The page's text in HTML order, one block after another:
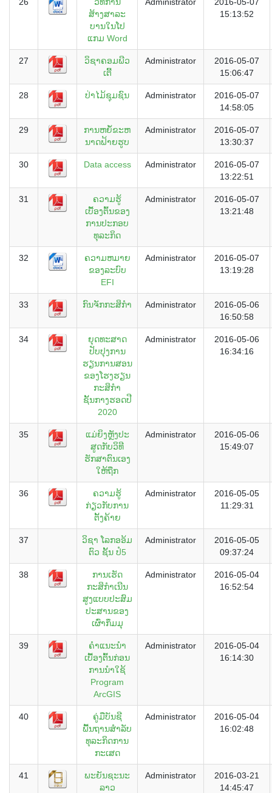
ສ້າງສາລະ
ບານໃນໂປ
ແກມ Word
15:13:52
27
ວິຊາຄອມພີວ
ເຕີ້
Administrator
2016-05-07
15:06:47
28 ປ່າໄມ້ຊຸມຊົນ Administrator
2016-05-07
14:58:05
29
ການຫຍໍ້ຂະຫ
ນາດຟ້າຍຮູບ
Administrator
2016-05-07
13:30:37
30 Data access Administrator
2016-05-07
13:22:51
31
ຄວາມຮູ້
ເບື້ອງຕົ້ນຂອງ
ການປະກອບ
ທຸລະກິດ
Administrator
2016-05-07
13:21:48
32
ຄວາມຫມາຍ
ຂອງລະບົບ
EFI
Administrator
2016-05-07
13:19:28
33 ກົນຈັກກະສິກຳ Administrator
2016-05-06
16:50:58
34
ຍຸດທະສາດ
ປັບປຸງການ
ຮຽນການສອນ
ຂອງໂຮງຮຽນ
ກະສິກຳ
ຊັ້ນກາງຮອດປີ
2020
Administrator
2016-05-06
16:34:16
35
ແມ່ຍິງຫຼັງປະ
ສູດກັບວິທີ
ຮັກສາຕົນເອງ
ໃຫ້ຖືກ
Administrator
2016-05-06
15:49:07
36
ຄວາມຮູ້
ກ່ຽວກັບການ
ຕັ້ງຄ້າຍ
Administrator
2016-05-05
11:29:31
37
ວິຊາ ໂລກອອ້ມ
ຕົວ ຊັ້ນ ປໍ5
Administrator
2016-05-05
09:37:24
38
ການເຮັດ
ກະສິກຳເນີນ
ສູງແບບປະສົມ
ປະສານຂອງ
ເຜົ່າກຶມມຸ
Administrator
2016-05-04
16:52:54
39
ຄຳແນະນຳ
ເບື້ອງຕົ້ນກ່ອນ
ການນຳໃຊ້
Program
ArcGIS
Administrator
2016-05-04
16:14:30
40
ຄູ່ມືບັນຊີ
ພື້ນຖານສຳລັບ
ທຸລະກິດການ
ກະເສດ
Administrator
2016-05-04
16:02:48
41
ພະຍັນຊະນະ
ລາວ
Administrator
2016-03-21
14:45:47